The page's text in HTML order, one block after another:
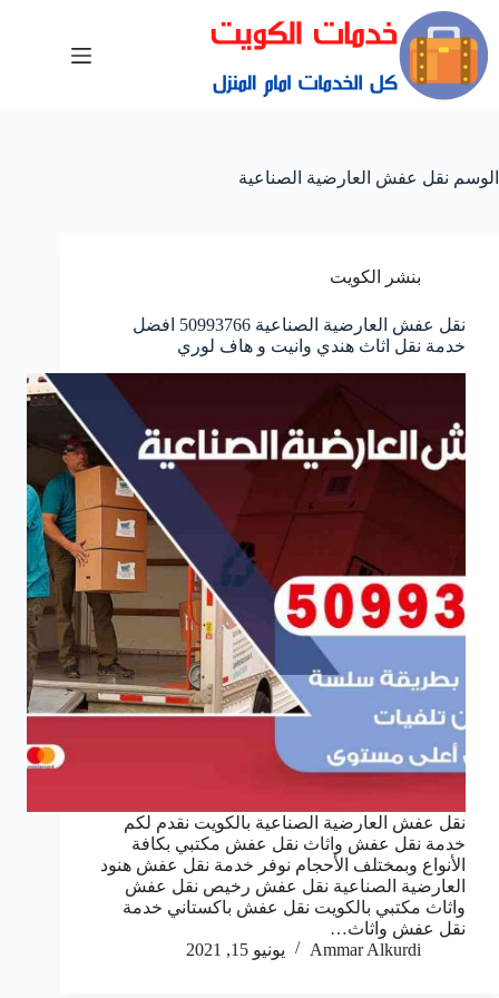
الوسم نقل عفش العارضية الصناعية
بنشر الكويت
نقل عفش العارضية الصناعية 50993766 افضل
خدمة نقل اثاث هندي وانيت و هاف لوري
نقل عفش العارضية الصناعية بالكويت نقدم لكم
خدمة نقل عفش واثاث نقل عفش مكتبي بكافة
الأنواع وبمختلف الأحجام نوفر خدمة نقل عفش هنود
العارضية الصناعية نقل عفش رخيص نقل عفش
واثاث مكتبي بالكويت نقل عفش باكستاني خدمة
نقل عفش واثاث…
Ammar Alkurdi
يونيو 15, 2021